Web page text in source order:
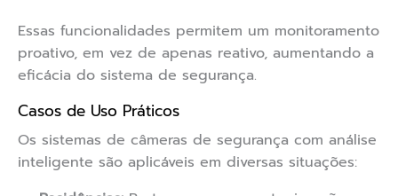
Essas funcionalidades permitem um monitoramento
proativo, em vez de apenas reativo, aumentando a
eficácia do sistema de segurança.
Casos de Uso Práticos
Os sistemas de câmeras de segurança com análise
inteligente são aplicáveis em diversas situações: